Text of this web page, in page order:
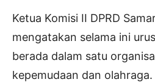
Ketua Komisi II DPRD
mengatakan selama ini
berada dalam satu
kepemudaan dan olahraga.